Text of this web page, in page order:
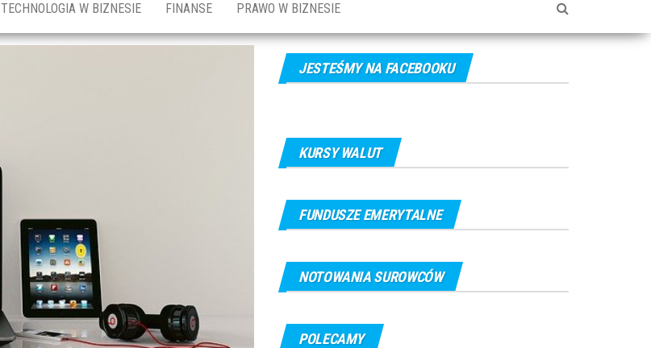
TECHNOLOGIA W BIZNESIE FINANSE PRAWO W BIZNESIE
JESTEŚMY NA FACEBOOKU
KURSY WALUT
FUNDUSZE EMERYTALNE
NOTOWANIA SUROWCÓW
POLECAMY